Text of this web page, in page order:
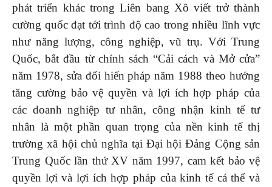
phát triển khác trong Liên bang Xô viết trở thành
cường quốc đạt tới trình độ cao trong nhiều lĩnh vực
như năng lượng, công nghiệp, vũ trụ. Với Trung
Quốc, bắt đầu từ chính sách “Cải cách và Mở cửa”
năm 1978, sửa đổi hiến pháp năm 1988 theo hướng
tăng cường bảo vệ quyền và lợi ích hợp pháp của
các doanh nghiệp tư nhân, công nhận kinh tế tư
nhân là một phần quan trọng của nền kinh tế thị
trường xã hội chủ nghĩa tại Đại hội Đảng Cộng sản
Trung Quốc lần thứ XV năm 1997, cam kết bảo vệ
quyền lợi và lợi ích hợp pháp của kinh tế cá thể và